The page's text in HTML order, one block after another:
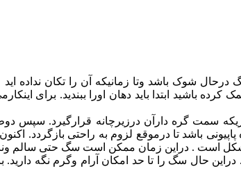
درحال شوک باشد وتا زمانیکه آن را تکان
سمت گره دارآن درزیرچانه قرارگیرد. سپس
باشد تا درموقع لزوم به راحتی بازگردد.
مشکل است . دراین زمان ممکن است سگ حتی سالم
حال سگ را تا حد امکان آرام وگرم نگه دارید.